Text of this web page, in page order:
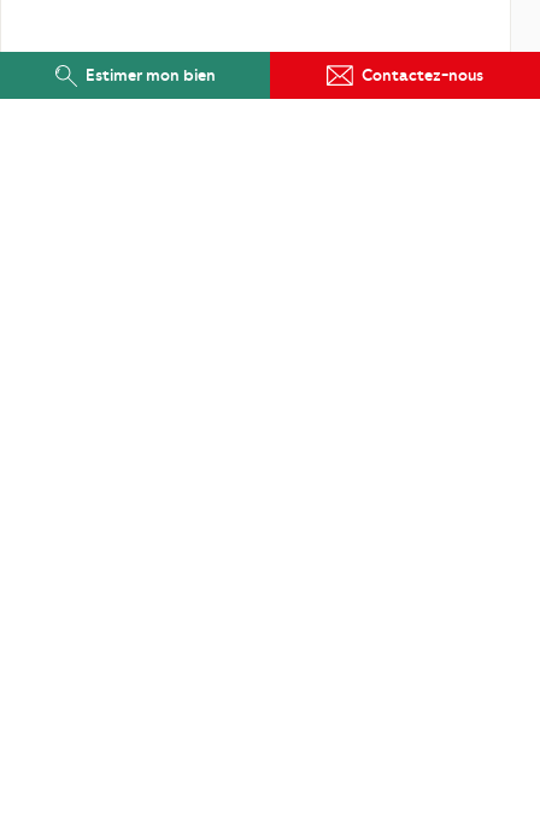
Contactez-nous
Estimer mon bien